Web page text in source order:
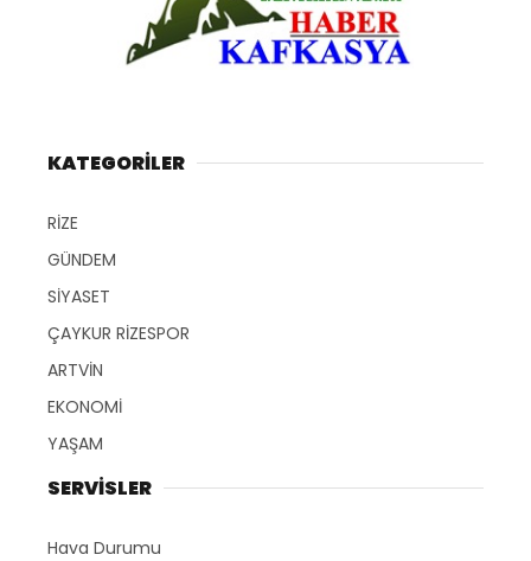
KATEGORİLER
RİZE
GÜNDEM
SİYASET
ÇAYKUR RİZESPOR
ARTVİN
EKONOMİ
YAŞAM
SERVİSLER
Hava Durumu